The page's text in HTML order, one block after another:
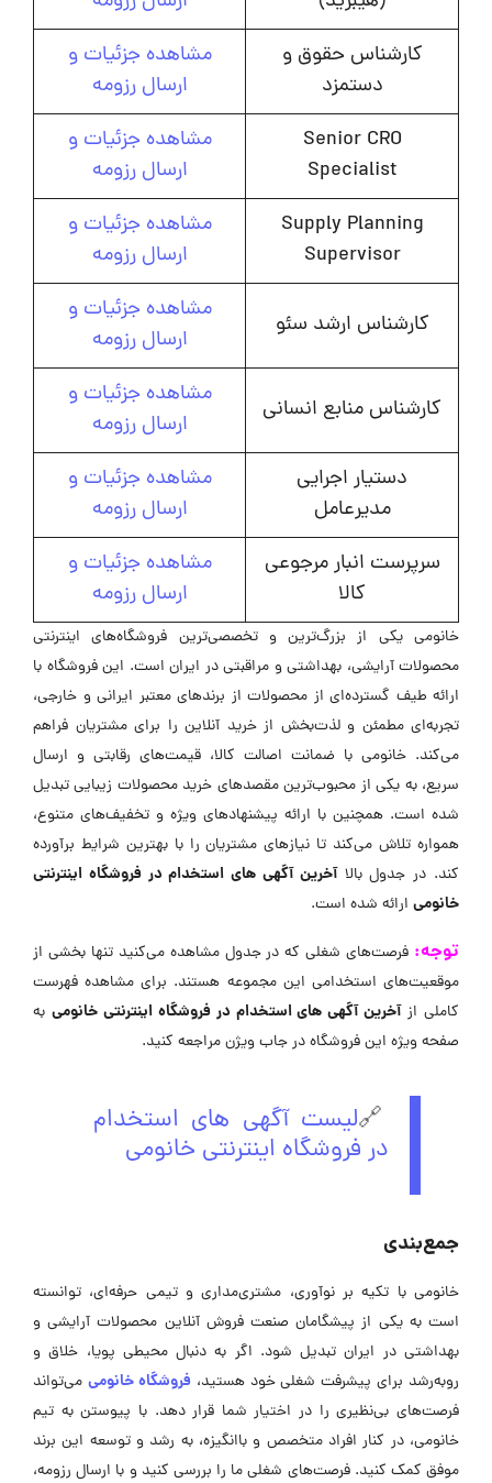
کارشناس حقوق و
دستمزد
مشاهده جزئیات و
ارسال رزومه
Senior CRO
Specialist
مشاهده جزئیات و
ارسال رزومه
Supply Planning
Supervisor
مشاهده جزئیات و
ارسال رزومه
کارشناس ارشد سئو
مشاهده جزئیات و
ارسال رزومه
کارشناس منابع انسانی
مشاهده جزئیات و
ارسال رزومه
دستیار اجرایی
مدیرعامل
مشاهده جزئیات و
ارسال رزومه
سرپرست انبار مرجوعی
کالا
مشاهده جزئیات و
ارسال رزومه
خانومی یکی از بزرگ‌ترین و تخصصی‌ترین فروشگاه‌های اینترنتی
محصولات آرایشی، بهداشتی و مراقبتی در ایران است. این فروشگاه با
ارائه طیف گسترده‌ای از محصولات از برندهای معتبر ایرانی و خارجی،
تجربه‌ای مطمئن و لذت‌بخش از خرید آنلاین را برای مشتریان فراهم
می‌کند. خانومی با ضمانت اصالت کالا، قیمت‌های رقابتی و ارسال
سریع، به یکی از محبوب‌ترین مقصدهای خرید محصولات زیبایی تبدیل
شده است. همچنین با ارائه پیشنهادهای ویژه و تخفیف‌های متنوع،
همواره تلاش می‌کند تا نیازهای مشتریان را با بهترین شرایط برآورده
کند. در جدول بالاآخرین آگهی های استخدام در فروشگاه اینترنتی
خانومی ارائه شده است.
توجه: فرصت‌های شغلی که در جدول مشاهده می‌کنید تنها بخشی از
موقعیت‌های استخدامی این مجموعه هستند. برای مشاهده فهرست
کاملی ازآخرین آگهی های استخدام در فروشگاه اینترنتی خانومی به
صفحه ویژه این فروشگاه در جاب ویژن مراجعه کنید.
🔗لیست آگهی های استخدام
در فروشگاه اینترنتی خانومی
جمع‌بندی
خانومی با تکیه بر نوآوری، مشتری‌مداری و تیمی حرفه‌ای، توانسته
است به یکی از پیشگامان صنعت فروش آنلاین محصولات آرایشی و
بهداشتی در ایران تبدیل شود. اگر به دنبال محیطی پویا، خلاق و
رو‌به‌رشد برای پیشرفت شغلی خود هستید، فروشگاه خانومی می‌تواند
فرصت‌های بی‌نظیری را در اختیار شما قرار دهد. با پیوستن به تیم
خانومی، در کنار افراد متخصص و باانگیزه، به رشد و توسعه این برند
موفق کمک کنید. فرصت‌های شغلی ما را بررسی کنید و با ارسال رزومه،